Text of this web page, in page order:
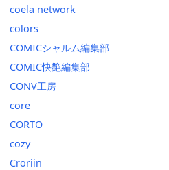
coela network
colors
COMICシャルム編集部
COMIC快艶編集部
CONV工房
core
CORTO
cozy
Croriin